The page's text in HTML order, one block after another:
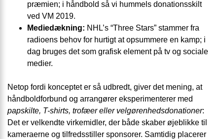
præmien; i håndbold så vi hummels donations­skilt
ved VM 2019.
Mediedækning: NHL’s “Three Stars” stammer fra
radioens behov for hurtigt at opsummere en kamp; i
dag bruges det som grafisk element på tv og sociale
medier.
Netop fordi konceptet er så udbredt, giver det mening, at
håndbold­forbund og arrangører eksperimenterer med
papskilte, T-shirts, trofæer eller velgørenheds­donationer:
Det er velkendte virkemidler, der både skaber øjeblikke til
kameraerne og tilfredsstiller sponsorer. Samtidig placerer